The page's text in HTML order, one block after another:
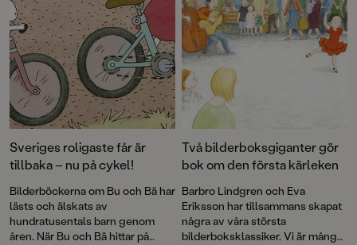
Sveriges roligaste får är
tillbaka – nu på cykel!
Bilderböckerna om Bu och Bä har
lästs och älskats av
hundratusentals barn genom
åren. När Bu och Bä hittar på
Två bilderboksgiganter gör
bok om den första kärleken
Barbro Lindgren och Eva
Eriksson har tillsammans skapat
några av våra största
bilderboksklassiker. Vi är många